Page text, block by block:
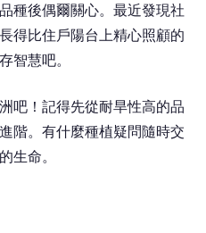
種後偶爾關心。最近發現社
得比住戶陽台上精心照顧的
智慧吧。
吧！記得先從耐旱性高的品
階。有什麼種植疑問隨時交
生命。